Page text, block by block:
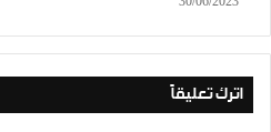
اترك تعليقاً